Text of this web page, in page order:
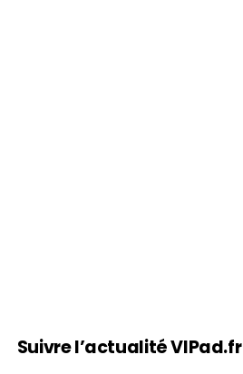
Suivre l’actualité VIPad.fr